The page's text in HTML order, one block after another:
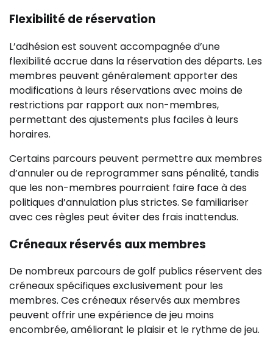
Flexibilité de réservation
L’adhésion est souvent accompagnée d’une
flexibilité accrue dans la réservation des départs. Les
membres peuvent généralement apporter des
modifications à leurs réservations avec moins de
restrictions par rapport aux non-membres,
permettant des ajustements plus faciles à leurs
horaires.
Certains parcours peuvent permettre aux membres
d’annuler ou de reprogrammer sans pénalité, tandis
que les non-membres pourraient faire face à des
politiques d’annulation plus strictes. Se familiariser
avec ces règles peut éviter des frais inattendus.
Créneaux réservés aux membres
De nombreux parcours de golf publics réservent des
créneaux spécifiques exclusivement pour les
membres. Ces créneaux réservés aux membres
peuvent offrir une expérience de jeu moins
encombrée, améliorant le plaisir et le rythme de jeu.